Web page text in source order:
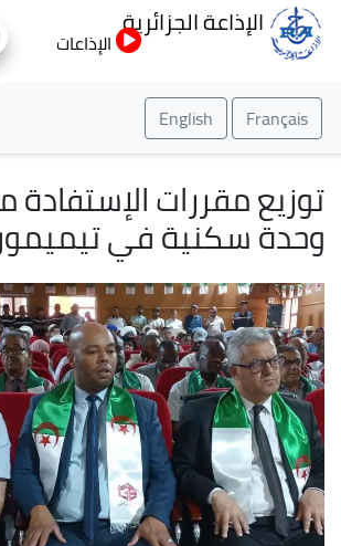
إلى
الإذاعة الجزائرية
الإذاعات
Français
English
وحدة سكنية في تيميمون